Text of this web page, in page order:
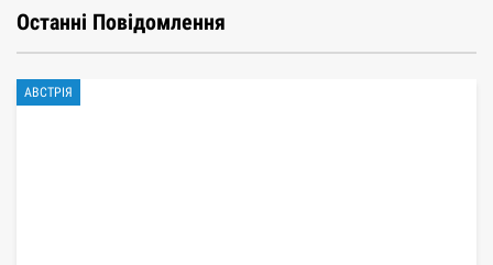
Останні Повідомлення
АВСТРІЯ